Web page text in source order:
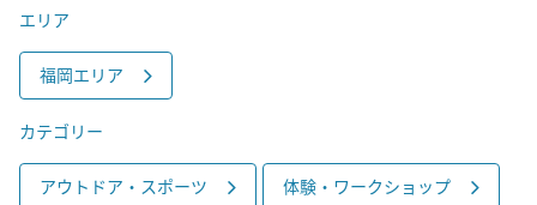
エリア
福岡エリア
カテゴリー
アウトドア・スポーツ 体験・ワークショップ